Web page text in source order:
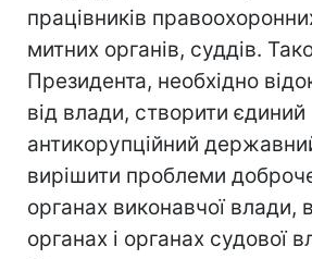
працівників
митних органів, суддів.
Президента, необхідно
від влади, створити єдиний
антикорупційний
вирішити проблеми
органах виконавчої влади,
органах і органах судової